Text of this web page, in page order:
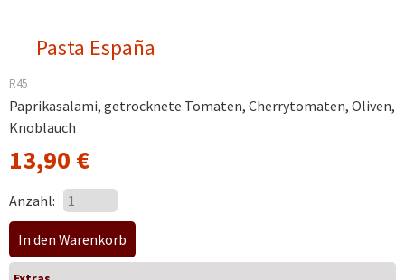
Pasta España
R45
Paprikasalami, getrocknete Tomaten, Cherrytomaten, Oliven,
Knoblauch
13,90 €
Anzahl: